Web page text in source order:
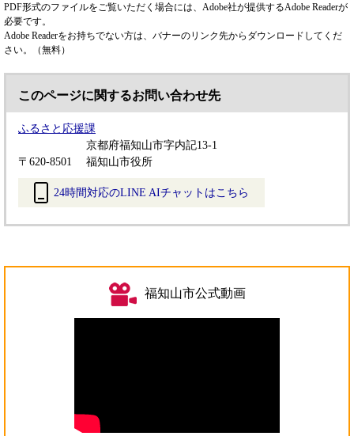
PDF形式のファイルをご覧いただく場合には、Adobe社が提供するAdobe Readerが
必要です。
Adobe Readerをお持ちでない方は、バナーのリンク先からダウンロードしてくだ
さい。（無料）
このページに関するお問い合わせ先
ふるさと応援課
〒620-8501
京都府福知山市字内記13-1
福知山市役所
24時間対応のLINE AIチャットはこちら
リ
福知山市公式動画